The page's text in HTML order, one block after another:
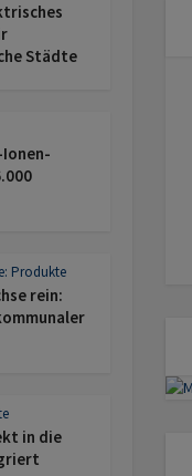
Städte
Produkte
rein:
in die